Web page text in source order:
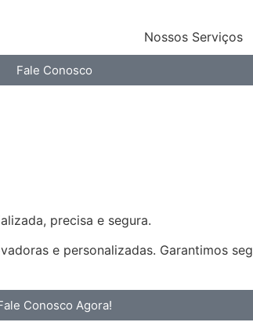
Nossos Serviços
Fale Conosco
precisa e segura.
e personalizadas. Garantimos
Conosco Agora!